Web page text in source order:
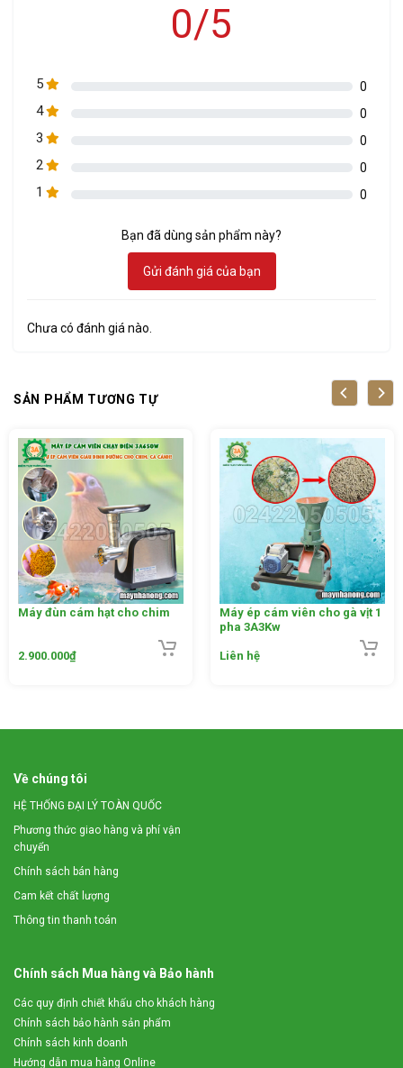
Hơn nữa, khi người chăn nuôi dùng máy để tự chế cám tại nhà
sẽ giúp tiết kiệm được chi phí đầu vào và tăng chi phí đầu ra.
*Các bộ phận chính của Máy ép cám viên trục đứng 5,5Kw
0/5
5 0
4 0
3 0
2 0
1 0
Bạn đã dùng sản phẩm này?
Gửi đánh giá của bạn
Chưa có đánh giá nào.
SẢN PHẨM TƯƠNG TỰ
Máy đùn cám hạt cho chim
2.900.000₫
Máy ép cám viên cho gà vịt 1
pha 3A3Kw
Liên hệ
Về chúng tôi
HỆ THỐNG ĐẠI LÝ TOÀN QUỐC
Phương thức giao hàng và phí vận
chuyển
Chính sách bán hàng
Cam kết chất lượng
Thông tin thanh toán
Chính sách Mua hàng và Bảo hành
Các quy định chiết khấu cho khách hàng
Chính sách bảo hành sản phẩm
Chính sách kinh doanh
Hướng dẫn mua hàng Online